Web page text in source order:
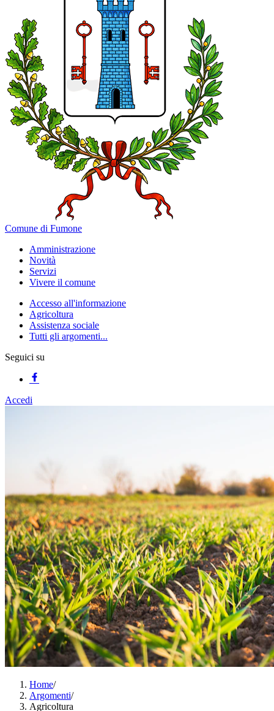
Comune di Fumone
Amministrazione
Novità
Servizi
Vivere il comune
Accesso all'informazione
Agricoltura
Assistenza sociale
Tutti gli argomenti...
Seguici su
Accedi
Home/
Argomenti/
Agricoltura